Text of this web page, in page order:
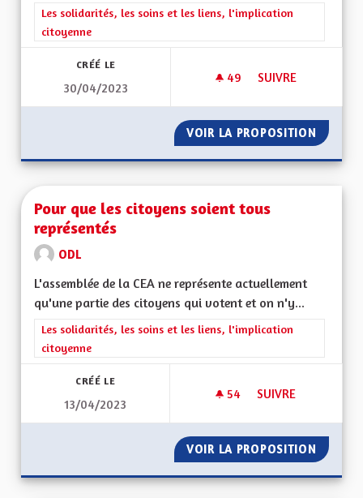
Filtrer les résultats de la catégorie : Les solidarités, les soins
Les solidarités, les soins et les liens, l'implication
citoyenne
CRÉÉ LE
30/04/2023
49 49 ABONNÉS
SUIVRE
VOIR LA PROPOSITION
Pour que les citoyens soient tous
représentés
ODL
L'assemblée de la CEA ne représente actuellement
qu'une partie des citoyens qui votent et on n'y...
Filtrer les résultats de la catégorie : Les solidarités, les soins
Les solidarités, les soins et les liens, l'implication
citoyenne
CRÉÉ LE
13/04/2023
54 54 ABONNÉS
SUIVRE
VOIR LA PROPOSITION POUR